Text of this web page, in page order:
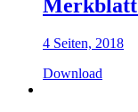
4 Seiten, 2018
Download